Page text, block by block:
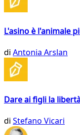
L'asino è l'animale
di Antonia Arslan
Dare ai figli la
di Stefano Vicari